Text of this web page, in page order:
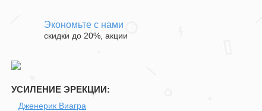
Экономьте с нами
скидки до 20%, акции
УСИЛЕНИЕ ЭРЕКЦИИ:
Дженерик Виагра